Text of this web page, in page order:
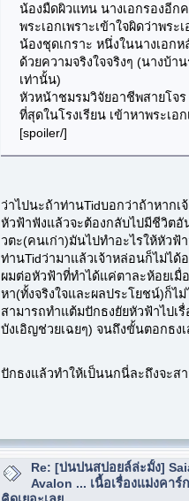
น้องมืดผิวแทน นางเอกรองอีก
พระเอกเพราะเข้าใจผิดว่าพร
น้องชุดเกราะ หนึ่งในนางเอก
ด้วยความจริงใจจริงๆ (นางบ้
เท่านั้น)
หัวหน้าชมรมวิจัยอาชีพสายโจ
ที่สุดในโรงเรียน เข้าหาพระเ
[spoiler/]
ว่าไปนะถ้าท่านTidบอกว่าถ้าหากเ
หัวฟ้าฟังแล้วจะต้องกลับไปมีชีวิตอั
วตะ(คนเก่า)มันไปทำอะไรให้หัว
ท่านTidว่ามาแล้วเจ้าหล่อนก็ไม่ได้
ผมต่อหัวฟ้าที่ทำได้แค่ตาละห้อยเมื่
หา(ทั้งจริงใจและผลประโยชน์)ก็ไ
สามารถทำแต้มปักธงยัยหัวฟ้าไปเ
บังเอิญช่วยเฉยๆ) จนถึงขั้นตอกธง
ปักธงแล้วทำให้เป็นนกนี่ละถึงจะส
Re: [บ่นปนสปอยล์ล่ะมั้ง]
Avalon ... เนื้อเรื่องแม่งคาร์